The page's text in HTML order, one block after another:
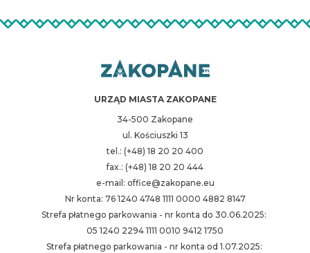
URZĄD MIASTA ZAKOPANE
34-500 Zakopane
ul. Kościuszki 13
tel.: (+48) 18 20 20 400
fax.: (+48) 18 20 20 444
e-mail: office@zakopane.eu
Nr konta: 76 1240 4748 1111 0000 4882 8147
Strefa płatnego parkowania - nr konta do 30.06.2025:
05 1240 2294 1111 0010 9412 1750
Strefa płatnego parkowania - nr konta od 1.07.2025: